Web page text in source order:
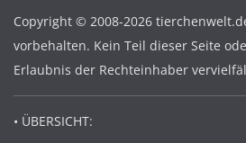
Copyright © 2008-2026
vorbehalten. Kein Teil dieser Seite
Erlaubnis der Rechteinhaber
• ÜBERSICHT: